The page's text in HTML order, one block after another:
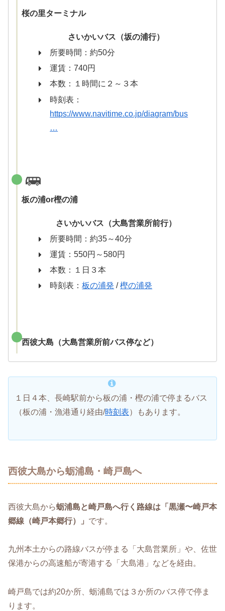
桜の里ターミナル
さいかいバス（坂の浦行）
所要時間：約50分
運賃：740円
本数：１時間に２～３本
時刻表：
https://www.navitime.co.jp/diagram/bus
…
板の浦or樫の浦
さいかいバス（大島営業所前行）
所要時間：約35～40分
運賃：550円～580円
本数：１日３本
時刻表：板の浦発 /樫の浦発
西彼大島（大島営業所前バス停など）
１日４本、長崎駅前から板の浦・樫の浦で停まるバス
（板の浦・漁港通り経由/時刻表）もあります。
西彼大島から蛎浦島・崎戸島へ
西彼大島から蛎浦島と崎戸島へ行く路線は「黒瀬〜崎戸本
郷線（崎戸本郷行）」 です。
九州本土からの路線バスが停まる「大島営業所」や、佐世
保港からの高速船が寄港する「大島港」などを経由。
崎戸島では約20か所、蛎浦島では３か所のバス停で停ま
ります。